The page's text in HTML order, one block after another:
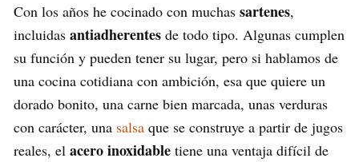
Con los años he cocinado con muchas sartenes,
incluidas antiadherentes de todo tipo. Algunas cumplen
su función y pueden tener su lugar, pero si hablamos de
una cocina cotidiana con ambición, esa que quiere un
dorado bonito, una carne bien marcada, unas verduras
con carácter, una salsa que se construye a partir de jugos
reales, el acero inoxidable tiene una ventaja difícil de